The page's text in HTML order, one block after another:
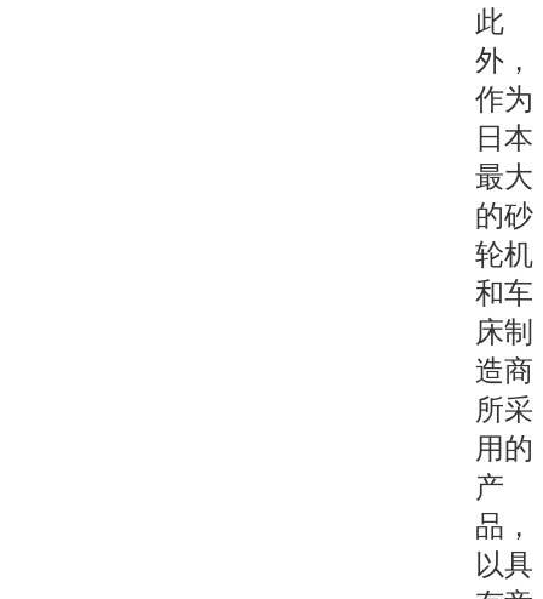
此
外，
作为
日本
最大
的砂
轮机
和车
床制
造商
所采
用的
产
品，
以具